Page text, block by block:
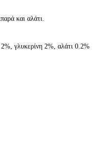
και αλάτι.
γλυκερίνη 2%, αλάτι 0.2%